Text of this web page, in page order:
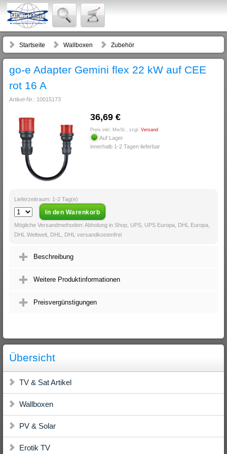
Startseite Wallboxen Zubehör
go-e Adapter Gemini flex 22 kW auf CEE
rot 16 A
Artikel-Nr.: 10015173
36,69 €
Preis inkl. MwSt., zzgl. Versand
Auf Lager
innerhalb 1-2 Tagen lieferbar
Lieferzeitraum: 1-2 Tag(e)
Mögliche Versandmethoden: Abholung in Shop, UPS, UPS Europa, DHL Europa,
DHL Weltweit, DHL, DHL versandkostenfrei
Beschreibung
Weitere Produktinformationen
Preisvergünstigungen
Übersicht
TV & Sat Artikel
Wallboxen
PV & Solar
Erotik TV